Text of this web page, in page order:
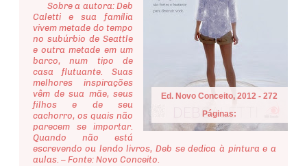
Ed. Novo Conceito, 2012 - 272
Páginas:
Sobre a autora: Deb
Caletti e sua família
vivem metade do tempo
no subúrbio de Seattle
e outra metade em um
barco, num tipo de
casa flutuante. Suas
melhores inspirações
vêm de sua mãe, seus
filhos e de seu
cachorro, os quais não
parecem se importar.
Quando não está
escrevendo ou lendo livros, Deb se dedica à pintura e a
aulas. – Fonte: Novo Conceito.